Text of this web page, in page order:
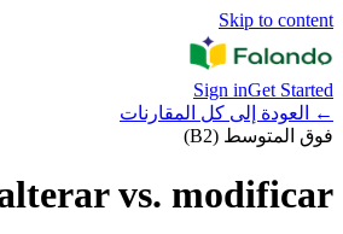
Skip to content
Sign inGet Started
←
العودة إلى كل المقارنات
فوق المتوسط (B2)
vs. modificar